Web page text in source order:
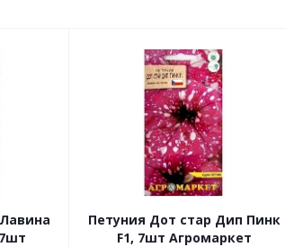
Петуния Дот стар Дип Пинк
F1, 7шт Агромаркет